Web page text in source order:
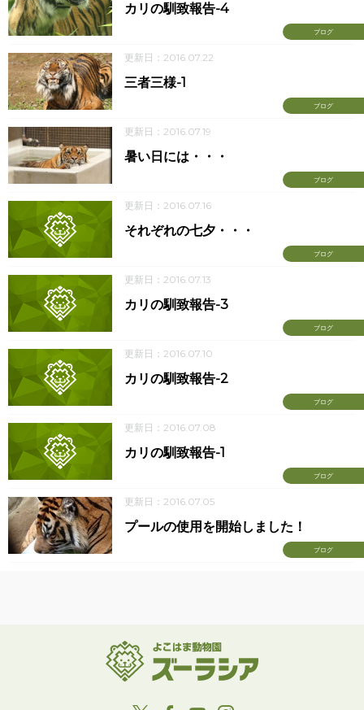
ブログ
カリの馴致報告-4
更新日：2016.07.22
ブログ
三者三様-1
更新日：2016.07.19
ブログ
暑い日には・・・
更新日：2016.07.16
ブログ
それぞれの七夕・・・
更新日：2016.07.13
ブログ
カリの馴致報告-3
更新日：2016.07.10
ブログ
カリの馴致報告-2
更新日：2016.07.08
ブログ
カリの馴致報告-1
更新日：2016.07.05
ブログ
プールの使用を開始しました！